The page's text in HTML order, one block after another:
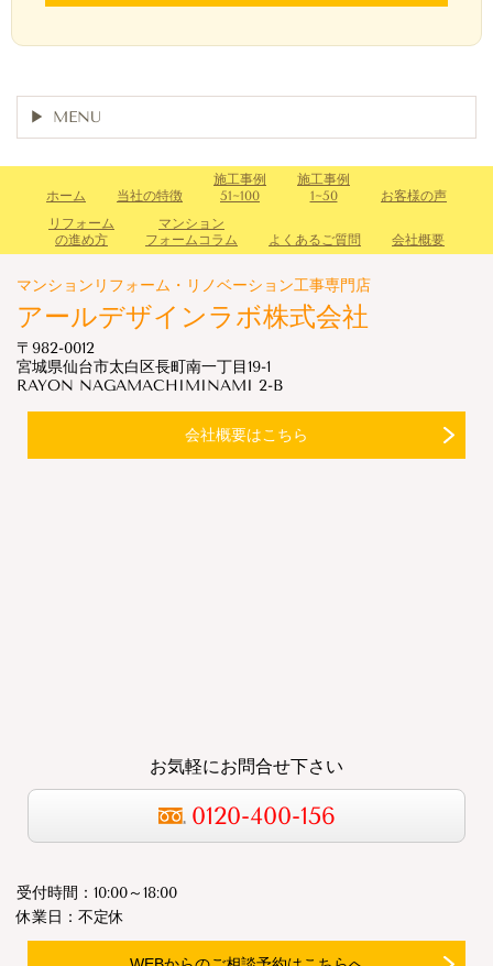
MENU
ホーム 当社の特徴
施工事例
51~100
施工事例
1~50
お客様の声
リフォーム
の進め方
マンション
フォームコラム
よくあるご質問 会社概要
マンションリフォーム・リノベーション工事専門店
アールデザインラボ株式会社
〒982-0012
宮城県仙台市太白区長町南一丁目19-1
RAYON NAGAMACHIMINAMI 2-B
会社概要はこちら
お気軽にお問合せ下さい
0120-400-156
受付時間：10:00～18:00
休業日：不定休